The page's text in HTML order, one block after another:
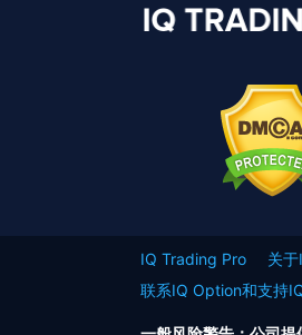
IQ Trading Pro 关
联系IQ Option和支持